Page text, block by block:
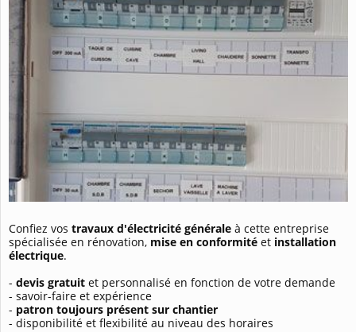
Confiez vos travaux d'électricité générale à cette entreprise
spécialisée en rénovation, mise en conformité et installation
électrique.
- devis gratuit et personnalisé en fonction de votre demande
- savoir-faire et expérience
- patron toujours présent sur chantier
- disponibilité et flexibilité au niveau des horaires